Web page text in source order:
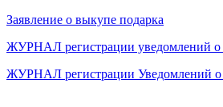
Заявление о выкупе подарка
ЖУРНАЛ регистрации уведомлений о
ЖУРНАЛ регистрации Уведомлений о